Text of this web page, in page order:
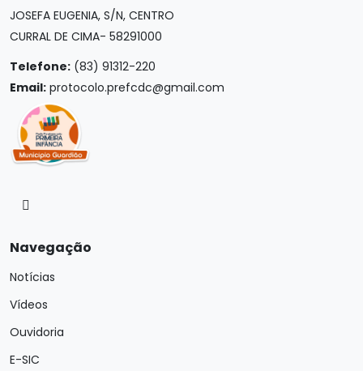
JOSEFA EUGENIA, S/N, CENTRO
CURRAL DE CIMA- 58291000
Telefone: (83) 91312-220
Email: protocolo.prefcdc@gmail.com
Navegação
Notícias
Vídeos
Ouvidoria
E-SIC